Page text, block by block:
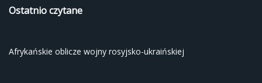
Ostatnio czytane
Afrykańskie oblicze wojny rosyjsko-ukraińskiej